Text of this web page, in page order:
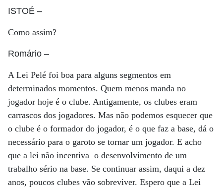
ISTOÉ –
Como assim?
Romário –
A Lei Pelé foi boa para alguns segmentos em
determinados momentos. Quem menos manda no
jogador hoje é o clube. Antigamente, os clubes eram
carrascos dos jogadores. Mas não podemos esquecer que
o clube é o formador do jogador, é o que faz a base, dá o
necessário para o garoto se tornar um jogador. E acho
que a lei não incentiva o desenvolvimento de um
trabalho sério na base. Se continuar assim, daqui a dez
anos, poucos clubes vão sobreviver. Espero que a Lei